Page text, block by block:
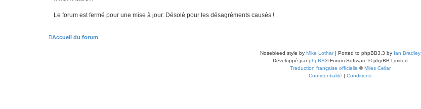
Le forum est fermé pour une mise à jour. Désolé pour les désagréments causés !
Accueil du forum
Nosebleed style by Mike Lothar| Ported to phpBB3.3 by Ian Bradley
Développé parphpBB® Forum Software © phpBB Limited
Traduction française officielle ©Miles Cellar
Confidentialité | Conditions